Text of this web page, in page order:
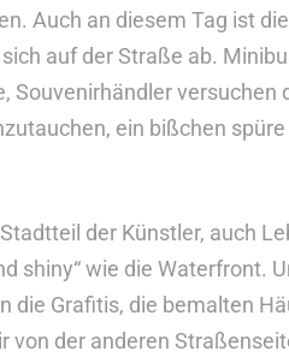
Auch an diesem Tag ist
auf der Straße ab.
Souvenirhändler versuchen
ein bißchen
der Künstler, auch
shiny“ wie die Waterfront.
die Grafitis, die bemalten
der anderen